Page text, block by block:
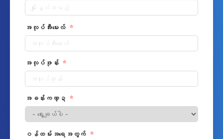
အလုပ်အီးမေးလ်
အလုပ်ဖုန်း
အခန်းကဏ္ဍ
ဝန်ထမ်းအရေအတွက်